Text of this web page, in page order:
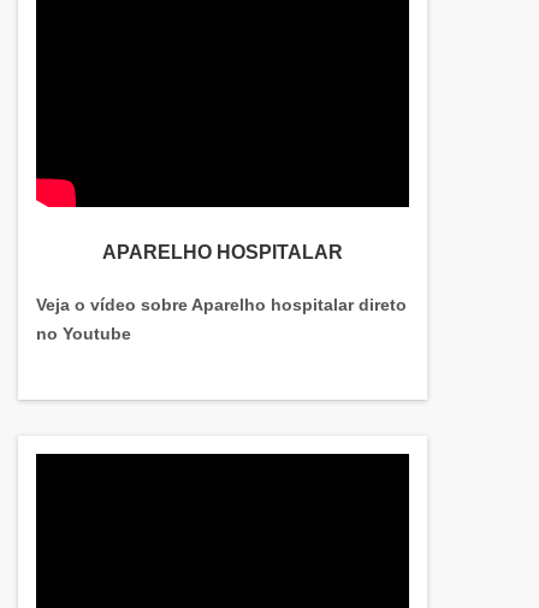
APARELHO HOSPITALAR
Veja o vídeo sobre Aparelho hospitalar direto
no Youtube